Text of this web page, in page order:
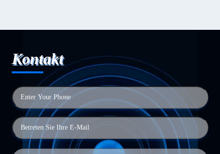
Kontakt